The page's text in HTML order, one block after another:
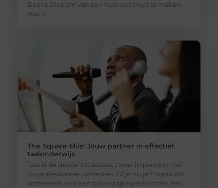
Deens alles om van een huis een thuis te maken.
Wat is
The Square Mile: Jouw partner in effectief
taalonderwijs
Taal is de sleutel tot succes, zowel in persoonlijke
als professionele contexten. Of je nu je Engels wilt
verbeteren voor een belangrijke presentatie, een